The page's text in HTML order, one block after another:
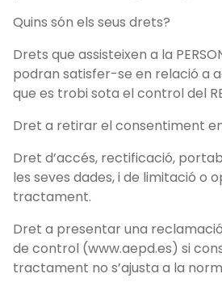
Quins són els seus drets?
Drets que assisteixen a la
podran satisfer-se en relació a
que es trobi sota el control del
Dret a retirar el consentiment
Dret d’accés, rectificació,
les seves dades, i de limitació o
tractament.
Dret a presentar una
de control (www.aepd.es) si
tractament no s’ajusta a la